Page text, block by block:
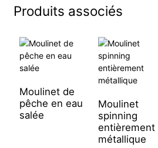
Produits associés
Moulinet de
pêche en eau
salée
Moulinet
spinning
entièrement
métallique